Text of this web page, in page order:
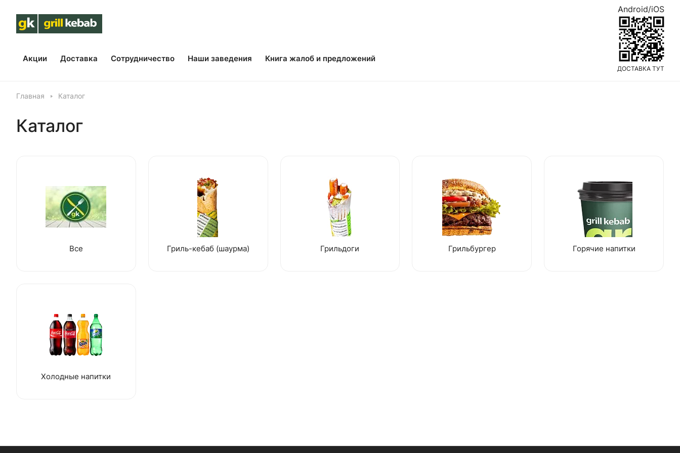
Android/iOS
ДОСТАВКА ТУТ
Акции Доставка Сотрудничество Наши заведения Книга жалоб и предложений
Главная Каталог
Каталог
Все Гриль-кебаб (шаурма) Грильдоги Грильбургер Горячие напитки
Холодные напитки